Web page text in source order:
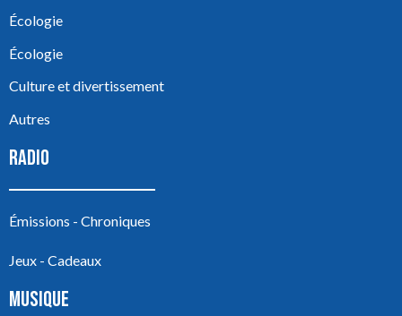
Écologie
Écologie
Culture et divertissement
Autres
RADIO
Émissions - Chroniques
Jeux - Cadeaux
MUSIQUE